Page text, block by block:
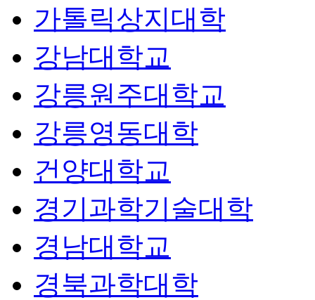
가톨릭상지대학
강남대학교
강릉원주대학교
강릉영동대학
건양대학교
경기과학기술대학
경남대학교
경북과학대학